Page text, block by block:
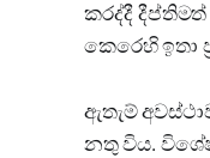
කරද්දී
කෙරෙහි ඉතා
ඇතැම්
නතු විය.